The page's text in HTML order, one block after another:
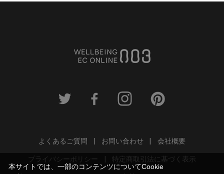
よくあるご質問 お問い合わせ
会社概要
プライバシーポリシー
特定商取引法に基づく表示
本サイトでは、一部のコンテンツについてCookie